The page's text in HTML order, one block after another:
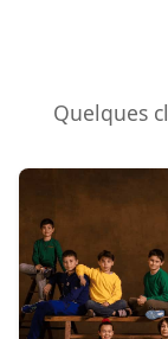
Quelques